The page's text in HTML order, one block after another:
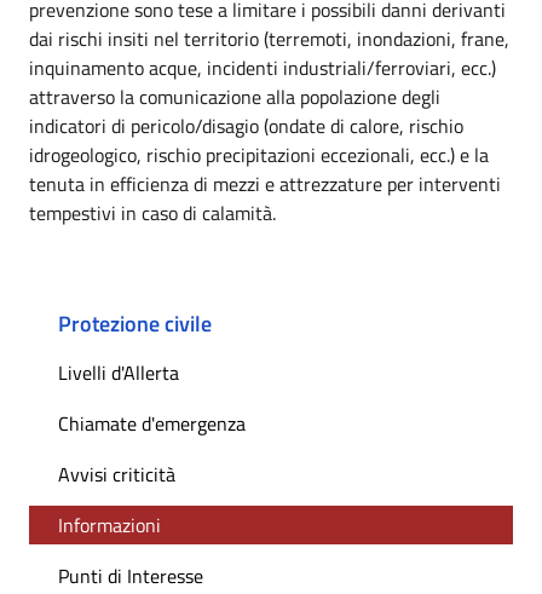
prevenzione sono tese a limitare i possibili danni derivanti
dai rischi insiti nel territorio (terremoti, inondazioni, frane,
inquinamento acque, incidenti industriali/ferroviari, ecc.)
attraverso la comunicazione alla popolazione degli
indicatori di pericolo/disagio (ondate di calore, rischio
idrogeologico, rischio precipitazioni eccezionali, ecc.) e la
tenuta in efficienza di mezzi e attrezzature per interventi
tempestivi in caso di calamità.
Protezione civile
Livelli d'Allerta
Chiamate d'emergenza
Avvisi criticità
Informazioni
Punti di Interesse